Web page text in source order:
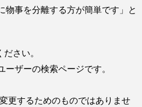
事を分離する方が簡単です」と
さい。
ザーの検索ページです。
更するためのものではありませ